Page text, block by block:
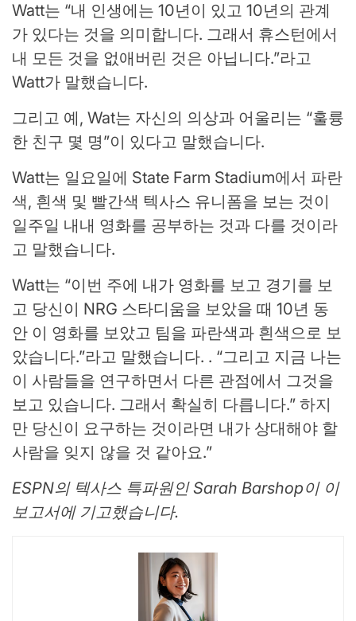
Watt는 “내 인생에는 10년이 있고 10년의 관계
가 있다는 것을 의미합니다. 그래서 휴스턴에서
내 모든 것을 없애버린 것은 아닙니다.”라고
Watt가 말했습니다.
그리고 예, Wat는 자신의 의상과 어울리는 “훌륭
한 친구 몇 명”이 있다고 말했습니다.
Watt는 일요일에 State Farm Stadium에서 파란
색, 흰색 및 빨간색 텍사스 유니폼을 보는 것이
일주일 내내 영화를 공부하는 것과 다를 것이라
고 말했습니다.
Watt는 “이번 주에 내가 영화를 보고 경기를 보
고 당신이 NRG 스타디움을 보았을 때 10년 동
안 이 영화를 보았고 팀을 파란색과 흰색으로 보
았습니다.”라고 말했습니다. . “그리고 지금 나는
이 사람들을 연구하면서 다른 관점에서 그것을
보고 있습니다. 그래서 확실히 다릅니다.” 하지
만 당신이 요구하는 것이라면 내가 상대해야 할
사람을 잊지 않을 것 같아요.”
ESPN의 텍사스 특파원인 Sarah Barshop이 이
보고서에 기고했습니다.